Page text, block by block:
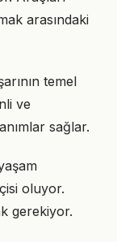
arasındaki
temel
ve
sağlar.
oluyor.
gerekiyor.